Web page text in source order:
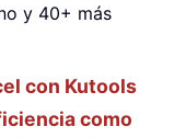
y 40+ más
con Kutools
como